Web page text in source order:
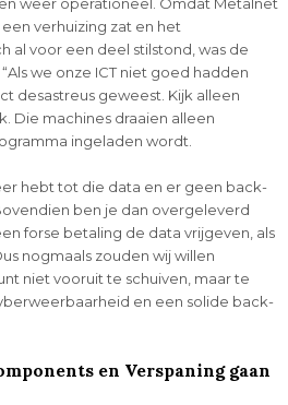
verhuizing zat en het
al voor een deel stilstond, was de
we onze ICT niet goed hadden
desastreus geweest. Kijk alleen
Die machines draaien alleen
ingeladen wordt.
hebt tot die data en er geen back-
ben je dan overgeleverd
forse betaling de data vrijgeven, als
nogmaals zouden wij willen
niet vooruit te schuiven, maar te
en een solide back-
en Verspaning gaan